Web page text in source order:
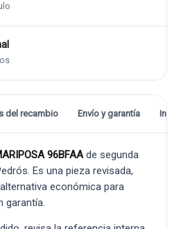
del recambio Envío y garantía
96BFAAde segunda
Es una pieza revisada,
económica para
garantía.